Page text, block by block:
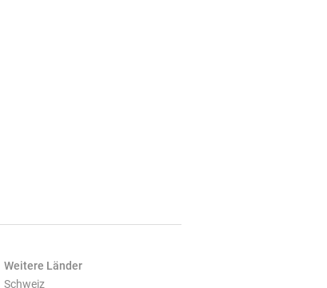
Weitere Länder
Schweiz